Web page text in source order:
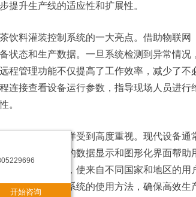
提升生产线的适应性和扩展性。
饮料灌装控制系统的一大亮点。借助物联网
状态和生产数据。一旦系统检测到异常情
程管理功能不仅提高了工作效率，减少了不
连接查看设备运行参数，指导现场人员进
。
统的设计中同样受到高度重视。现代设备通
观便捷。清晰的数据显示和图形化界面帮助
全球化适用性，使来自不同国家和地区的
员更快掌握新系统的使用方法，确保高效生
开始咨询